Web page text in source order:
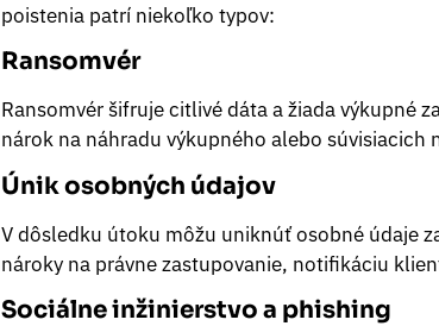
poistenia patrí niekoľko typov:
Ransomvér
Ransomvér šifruje citlivé dáta a žiada výkupné
nárok na náhradu výkupného alebo
Únik osobných údajov
V dôsledku útoku môžu uniknúť osobné údaje
nároky na právne zastupovanie, notifikáciu
Sociálne inžinierstvo a phishing